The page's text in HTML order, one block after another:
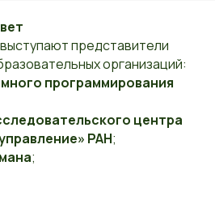
представители
организаций:
программирования
центра
РАН;
;